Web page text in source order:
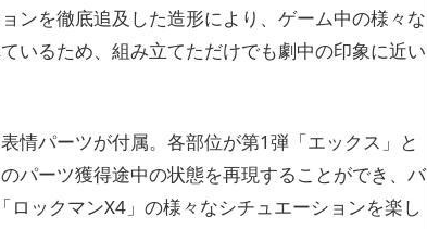
ンを徹底追及した造形により、ゲーム中の様々な
いるため、組み立てただけでも劇中の印象に近い
情パーツが付属。各部位が第1弾「エックス」と
パーツ獲得途中の状態を再現することができ、バ
ックマンX4」の様々なシチュエーションを楽し